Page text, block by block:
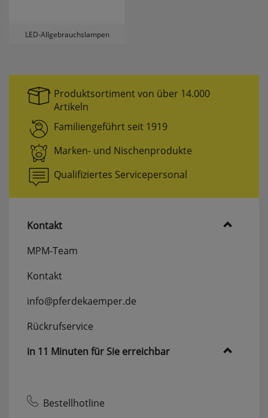
LED-Allgebrauchslampen
erneutem Aufruf die entsprechende Auswahl
Konfiguration speichern
Alle Cookies akzeptieren
Produktsortiment von über 14.000
Artikeln
Familiengeführt seit 1919
Marken- und Nischenprodukte
Qualifiziertes Servicepersonal
Kontakt
MPM-Team
Kontakt
info@pferdekaemper.de
Rückrufservice
in 11 Minuten für Sie erreichbar
Bestellhotline